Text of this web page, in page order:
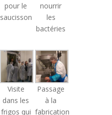
pour le
saucisson
nourrir
les
bactéries
Visite
dans les
frigos qui
Passage
à la
fabrication